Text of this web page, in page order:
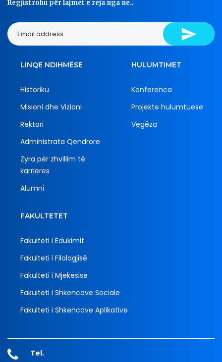
Regjistrohu për lajmet e reja nga ne..
LINQE NDIHMËSE
Historiku
Misioni dhe Vizioni
Rektori
Administrata Qendrore
Zyra për zhvillim të
karrieres
Alumni
HULUMTIMET
Konferenca
Projekte hulumtuese
Vegëza
FAKULTETET
Fakulteti i Edukimit
Fakulteti i Filologjisë
Fakulteti i Mjekësisë
Fakulteti i Shkencave Sociale
Fakulteti i Shkencave Aplikative
Tel.